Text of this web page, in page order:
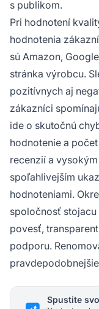
s publikom.
Pri hodnotení
hodnotenia
sú Amazon,
stránka výrobcu.
pozitívnych aj
zákazníci
ide o skutočnú
hodnotenie a
recenzií a
spoľahlivejším
hodnoteniami.
spoločnosť
povesť,
podporu.
Spustite